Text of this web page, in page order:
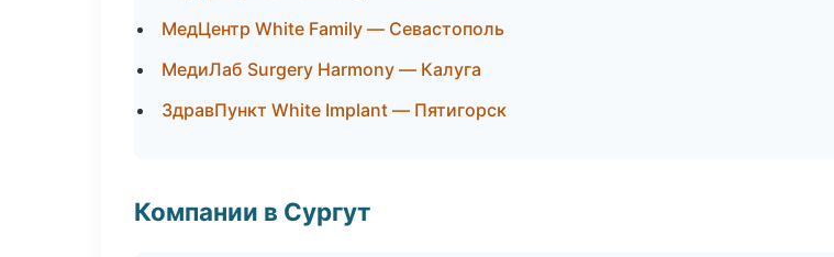
МедЦентр White Family — Севастополь
МедиЛаб Surgery Harmony — Калуга
ЗдравПункт White Implant — Пятигорск
Компании в Сургут